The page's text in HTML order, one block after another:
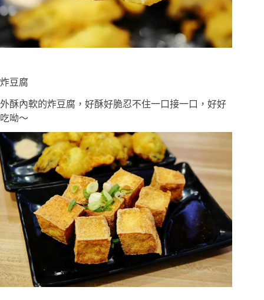
炸豆腐
外酥內軟的炸豆腐，好酥好脆忍不住一口接一口，好好
吃呦〜